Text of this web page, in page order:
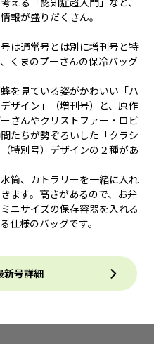
報が盛りだくさん。
は通常号とは別に増刊号と特
くまのプーさんの保冷バッグ
を見ている姿がかわいい「ハ
ザイン」（増刊号）と、原作
さんやクリストファー・ロビ
たちが勢ぞろいした「クラシ
特別号）デザインの２種があ
筒、カトラリーを一緒に入れ
ます。高さがあるので、お弁
ニサイズの保存容器を入れる
仕様のバッグです。
新号詳細